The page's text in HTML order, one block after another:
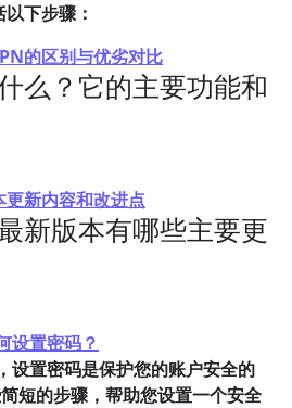
下步骤：
的区别与优劣对比
么？它的主要功能和
新内容和改进点
新版本有哪些主要更
设置密码？
设置密码是保护您的账户安全的
短的步骤，帮助您设置一个安全